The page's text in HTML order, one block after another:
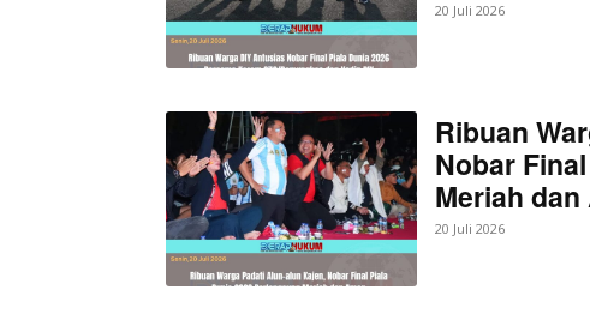
20 Juli 2026
Ribuan
Nobar
Meriah dan
20 Juli 2026